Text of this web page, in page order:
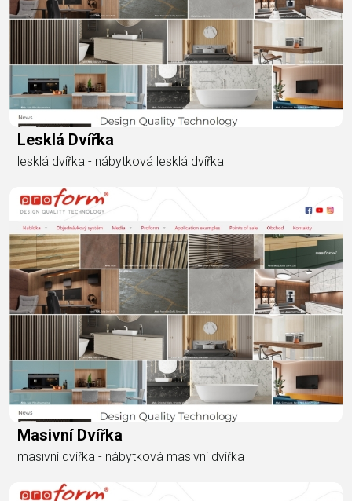
Lesklá Dvířka
lesklá dvířka - nábytková lesklá dvířka
Masivní Dvířka
masivní dvířka - nábytková masivní dvířka